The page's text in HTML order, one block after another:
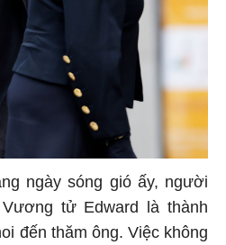
ngày sóng gió ấy, người
tử Edward là thành
đến thăm ông. Việc không